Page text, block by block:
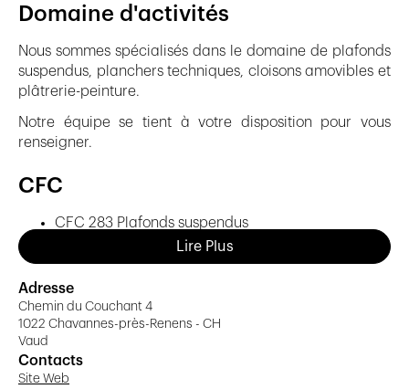
Domaine d'activités
Nous sommes spécialisés dans le domaine de plafonds
suspendus, planchers techniques, cloisons amovibles et
plâtrerie-peinture.
Notre équipe se tient à votre disposition pour vous
renseigner.
CFC
CFC 283 Plafonds suspendus
CFC 281.8 Planchers techniques
CFC 277 Cloisons amovibles
CFC 271-285 Plâtrerie-peinture
Philosophie
Lire Plus
Adresse
Chemin du Couchant 4
1022 Chavannes-près-Renens - CH
Vaud
Contacts
Site Web